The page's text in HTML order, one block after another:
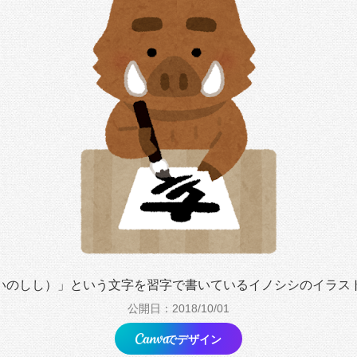
のしし）」という文字を習字で書いているイノシシのイラス
公開日：2018/10/01
でデザイン